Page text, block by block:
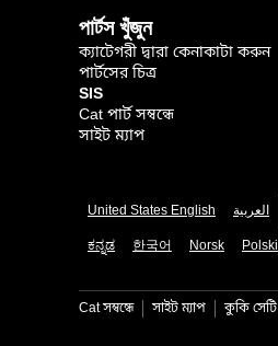
পার্টস খুঁজুন
ক্যাটেগরী দ্বারা কেনাকাটা করুন
পার্টসের চিত্র
SIS
Cat পার্ট সম্বন্ধে
সাইট ম্যাপ
United States English العربية
ಕನ್ನಡ
한국어 Norsk Polski
Cat সম্বন্ধে সাইট ম্যাপ কুকি